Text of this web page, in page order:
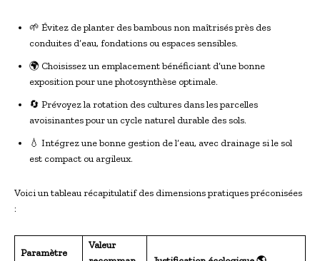
🌱 Évitez de planter des bambous non maîtrisés près des
conduites d’eau, fondations ou espaces sensibles.
🌍 Choisissez un emplacement bénéficiant d’une bonne
exposition pour une photosynthèse optimale.
🔄 Prévoyez la rotation des cultures dans les parcelles
avoisinantes pour un cycle naturel durable des sols.
💧 Intégrez une bonne gestion de l’eau, avec drainage si le sol
est compact ou argileux.
Voici un tableau récapitulatif des dimensions pratiques préconisées
:
Paramètre
Valeur